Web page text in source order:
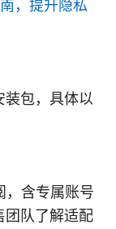
，提升隐私
装包，具体以
，含专属账号
团队了解适配